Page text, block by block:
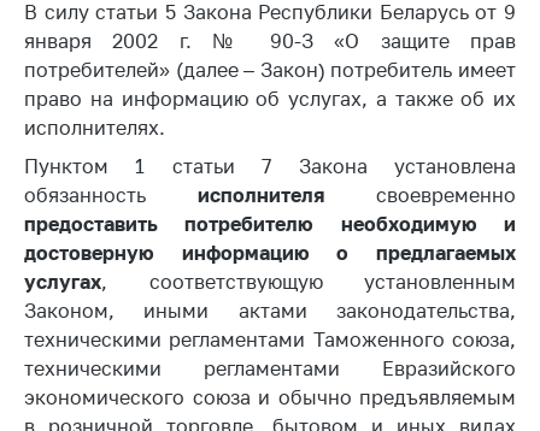
Официальные
геральдические
символы
5 лет МАРТ
Деятельность
Ценовая политика
Антимонопольное
регулирование и
конкуренция
Торговля и услуги
Регулирование и
контроль закупок
В силу статьи 5 Закона Республики Беларусь от 9
января 2002 г. № 90-З «О защите прав
потребителей» (далее – Закон) потребитель имеет
право на информацию об услугах, а также об их
исполнителях.
Пунктом 1 статьи 7 Закона установлена
обязанность исполнителя своевременно
предоставить потребителю необходимую и
достоверную информацию о предлагаемых
услугах, соответствующую установленным
Законом, иными актами законодательства,
техническими регламентами Таможенного союза,
техническими регламентами Евразийского
экономического союза и обычно предъявляемым
в розничной торговле, бытовом и иных видах